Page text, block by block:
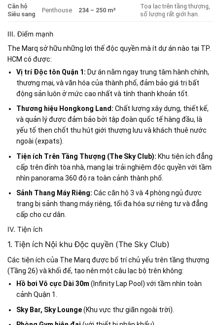
Căn hộ
Siêu sang
Penthouse 234 – 250 m²
Tọa lạc trên tầng thượng,
số lượng rất giới hạn.
III. Điểm mạnh
The Marq sở hữu những lợi thế độc quyền mà ít dự án nào tại TP.
HCM có được:
Vị trí Độc tôn Quận 1: Dự án nằm ngay trung tâm hành chính,
thương mại, và văn hóa của thành phố, đảm bảo giá trị bất
động sản luôn ở mức cao nhất và tính thanh khoản tốt.
Thương hiệu Hongkong Land: Chất lượng xây dựng, thiết kế,
và quản lý được đảm bảo bởi tập đoàn quốc tế hàng đầu, là
yếu tố then chốt thu hút giới thượng lưu và khách thuê nước
ngoài (expats).
Tiện ích Trên Tầng Thượng (The Sky Club): Khu tiện ích đẳng
cấp trên đỉnh tòa nhà, mang lại trải nghiệm độc quyền với tầm
nhìn panorama 360 độ ra toàn cảnh thành phố.
Sảnh Thang Máy Riêng: Các căn hộ 3 và 4 phòng ngủ được
trang bị sảnh thang máy riêng, tối đa hóa sự riêng tư và đẳng
cấp cho cư dân.
IV. Tiện ích
1. Tiện ích Nội khu Độc quyền (The Sky Club)
Các tiện ích của The Marq được bố trí chủ yếu trên tầng thượng
(Tầng 26) và khối đế, tạo nên một câu lạc bộ trên không:
Hồ bơi Vô cực Dài 30m (Infinity Lap Pool) với tầm nhìn toàn
cảnh Quận 1.
Sky Bar, Sky Lounge(Khu vực thư giãn ngoài trời).